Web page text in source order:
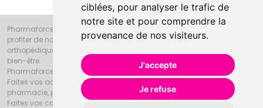
ciblées, pour analyser le trafic de
notre site et pour comprendre la
provenance de nos visiteurs.
J'accepte
Je refuse
Pharmaforce.fr et la Grande Pharmacie d’Amiens vous souhaitent de
profiter de notre accueil, de nos conseils pharmaceutiques,
orthopédiques, homéopathiques, parapharmaceutiques, beauté et
bien-être.
Pharmaforce.fr est le site internet de la Grande Pharmacie d’Amiens.
Faites vos achats en ligne grâce à un choix de 20000 références en
pharmacie, parapharmacie, diététique et animaux (vétérinaire).
Faites vos courses de pharmacie et parapharmacie en ligne et venez